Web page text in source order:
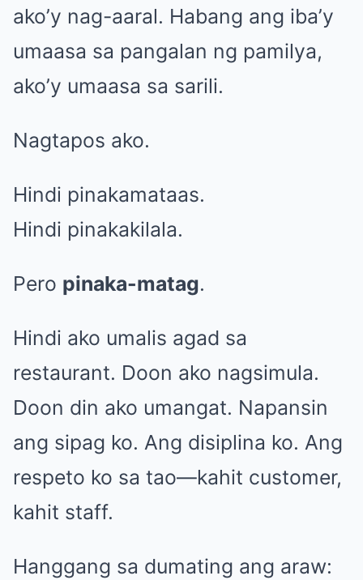
ako’y nag-aaral. Habang ang iba’y
umaasa sa pangalan ng pamilya,
ako’y umaasa sa sarili.
Nagtapos ako.
Hindi pinakamataas.
Hindi pinakakilala.
Pero pinaka-matag.
Hindi ako umalis agad sa
restaurant. Doon ako nagsimula.
Doon din ako umangat. Napansin
ang sipag ko. Ang disiplina ko. Ang
respeto ko sa tao—kahit customer,
kahit staff.
Hanggang sa dumating ang araw: